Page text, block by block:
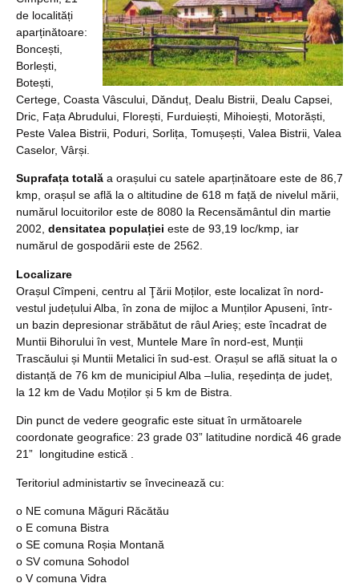
de localități
aparținătoare:
Boncești,
Borlești,
Botești,
Certege, Coasta Vâscului, Dănduț, Dealu Bistrii, Dealu Capsei,
Dric, Fața Abrudului, Florești, Furduiești, Mihoiești, Motorăști,
Peste Valea Bistrii, Poduri, Sorlița, Tomușești, Valea Bistrii, Valea
Caselor, Vârși.
Suprafața totală a orașului cu satele aparținătoare este de 86,7
kmp, orașul se află la o altitudine de 618 m față de nivelul mării,
numărul locuitorilor este de 8080 la Recensământul din martie
2002, densitatea populației este de 93,19 loc/kmp, iar
numărul de gospodării este de 2562.
Localizare
Orașul Cîmpeni, centru al Ţării Moților, este localizat în nord-
vestul județului Alba, în zona de mijloc a Munților Apuseni, într-
un bazin depresionar străbătut de râul Arieș; este încadrat de
Muntii Bihorului în vest, Muntele Mare în nord-est, Munții
Trascăului și Muntii Metalici în sud-est. Orașul se află situat la o
distanță de 76 km de municipiul Alba –Iulia, reședința de județ,
la 12 km de Vadu Moților și 5 km de Bistra.
Din punct de vedere geografic este situat în următoarele
coordonate geografice: 23 grade 03” latitudine nordică 46 grade
21” longitudine estică .
Teritoriul administartiv se învecinează cu:
o NE comuna Măguri Răcătău
o E comuna Bistra
o SE comuna Roșia Montană
o SV comuna Sohodol
o V comuna Vidra